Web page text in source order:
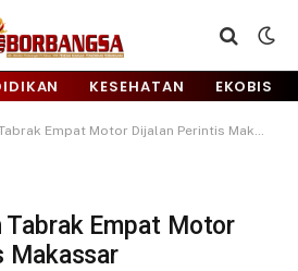
KESEHATAN EKOBIS
Empat Motor Dijalan Perintis Makassar
Tabrak Empat Motor
Makassar